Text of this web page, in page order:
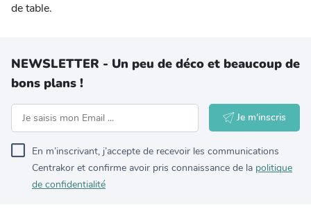
de table.
NEWSLETTER - Un peu de déco et beaucoup de
bons plans !
Je m'inscris
En m’inscrivant, j’accepte de recevoir les communications
Centrakor et confirme avoir pris connaissance de la politique
de confidentialité